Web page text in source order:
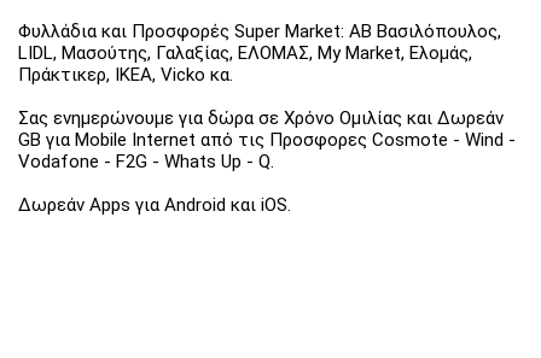
Φυλλάδια και Προσφορές Super Market: ΑΒ Βασιλόπουλος,
LIDL, Μασούτης, Γαλαξίας, ΕΛΟΜΑΣ, My Market, Ελομάς,
Πράκτικερ, ΙΚΕΑ, Vicko κα.
Σας ενημερώνουμε για δώρα σε Χρόνο Ομιλίας και Δωρεάν
GB για Mobile Internet από τις Προσφορες Cosmote - Wind -
Vodafone - F2G - Whats Up - Q.
Δωρεάν Apps για Android και iOS.